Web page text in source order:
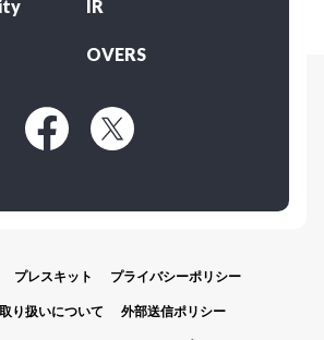
IR
OVERS
プレスキット プライバシーポリシー
り扱いについて 外部送信ポリシー